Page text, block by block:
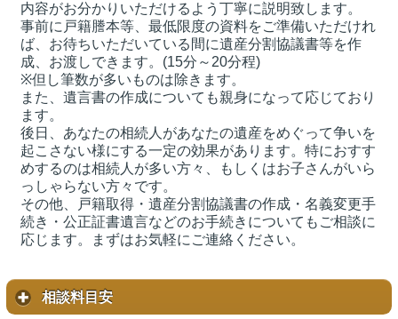
内容がお分かりいただけるよう丁寧に説明致します。
事前に戸籍謄本等、最低限度の資料をご準備いただけれ
ば、お待ちいただいている間に遺産分割協議書等を作
成、お渡しできます。(15分～20分程)
※但し筆数が多いものは除きます。
また、遺言書の作成についても親身になって応じており
ます。
後日、あなたの相続人があなたの遺産をめぐって争いを
起こさない様にする一定の効果があります。特におすす
めするのは相続人が多い方々、もしくはお子さんがいら
っしゃらない方々です。
その他、戸籍取得・遺産分割協議書の作成・名義変更手
続き・公正証書遺言などのお手続きについてもご相談に
応じます。まずはお気軽にご連絡ください。
相談料目安